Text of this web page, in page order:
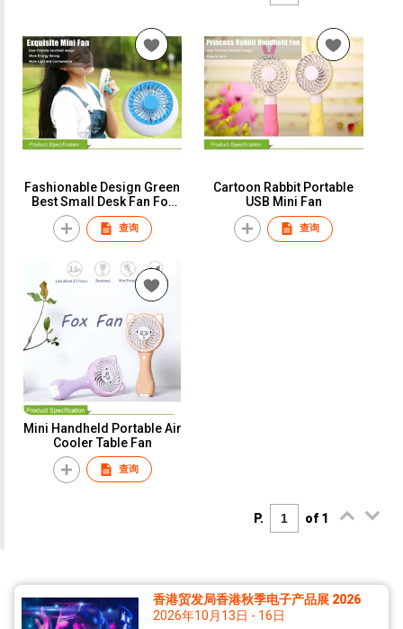
Fashionable Design Green
Best Small Desk Fan For
Travel
查询
Cartoon Rabbit Portable
USB Mini Fan
查询
Mini Handheld Portable Air
Cooler Table Fan
查询
P. of 1
香港贸发局香港秋季电子产品展 2026
2026年10月13日 - 16日